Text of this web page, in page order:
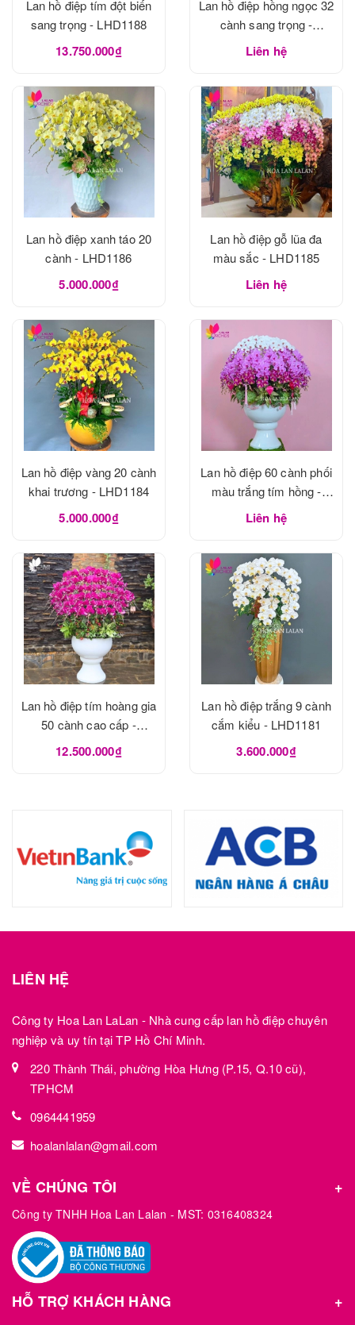
Lan hồ điệp tím đột biến
sang trọng - LHD1188
13.750.000₫
Lan hồ điệp hồng ngọc 32
cành sang trọng -
LHD1188
Liên hệ
Lan hồ điệp xanh táo 20
cành - LHD1186
5.000.000₫
Lan hồ điệp gỗ lũa đa
màu sắc - LHD1185
Liên hệ
Lan hồ điệp vàng 20 cành
khai trương - LHD1184
5.000.000₫
Lan hồ điệp 60 cành phối
màu trắng tím hồng -
LHD1183
Liên hệ
Lan hồ điệp tím hoàng gia
50 cành cao cấp -
LHD1182
12.500.000₫
Lan hồ điệp trắng 9 cành
cắm kiểu - LHD1181
3.600.000₫
LIÊN HỆ
Công ty Hoa Lan LaLan - Nhà cung cấp lan hồ điệp chuyên
nghiệp và uy tín tại TP Hồ Chí Minh.
220 Thành Thái, phường Hòa Hưng (P.15, Q.10 cũ),
TPHCM
0964441959
hoalanlalan@gmail.com
VỀ CHÚNG TÔI
Công ty TNHH Hoa Lan Lalan - MST: 0316408324
HỖ TRỢ KHÁCH HÀNG